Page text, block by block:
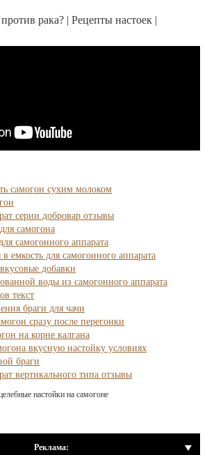
рака? | Рецепты настоек |
самогон сухим молоком
серии добровар отзывы
самогона
самогонного аппарата
емкость для самогонного аппарата
добавки
воды из самогонного аппарата
текст
браги для чачи
сразу после перегонки
на корне калгана
вкусную настойку условиях
браги
вертикального типа отзывы
настойки на самогоне
Реклама: